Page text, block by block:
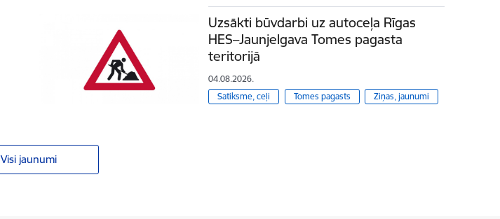
Uzsākti būvdarbi uz autoceļa Rīgas
HES–Jaunjelgava Tomes pagasta
teritorijā
04.08.2026.
Satiksme, ceļi
Tomes pagasts Ziņas, jaunumi
Visi jaunumi